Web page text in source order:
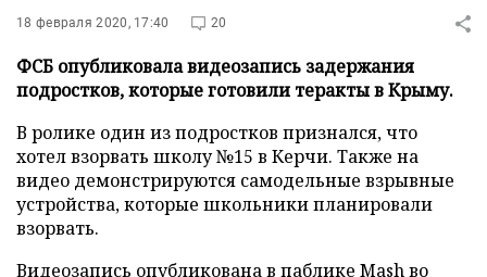
18 февраля 2020, 17:40 20
ФСБ опубликовала видеозапись задержания
подростков, которые готовили теракты в Крыму.
В ролике один из подростков признался, что
хотел взорвать школу №15 в Керчи. Также на
видео демонстрируются самодельные взрывные
устройства, которые школьники планировали
взорвать.
Видеозапись опубликована в паблике Mashво